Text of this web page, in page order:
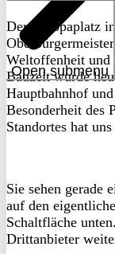
Open submenu
Der Europaplatz
Weltoffenheit und
Bauzeit wurde
Hauptbahnhof
Besonderheit des
Standortes hat
Sie sehen gerade
auf den
Schaltfläche
Drittanbieter